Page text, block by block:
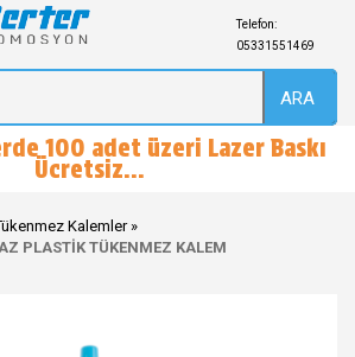
Telefon:
05331551469
ARA
100 adet üzeri Lazer Baskı
Ücretsiz...
Kalemler
PLASTİK TÜKENMEZ KALEM